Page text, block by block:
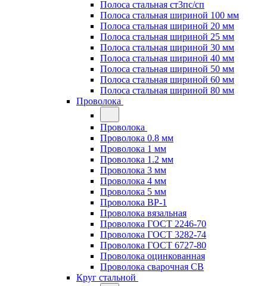
Полоса стальная ст3пс/сп
Полоса стальная шириной 100 мм
Полоса стальная шириной 20 мм
Полоса стальная шириной 25 мм
Полоса стальная шириной 30 мм
Полоса стальная шириной 40 мм
Полоса стальная шириной 50 мм
Полоса стальная шириной 60 мм
Полоса стальная шириной 80 мм
Проволока
Проволока
Проволока 0.8 мм
Проволока 1 мм
Проволока 1.2 мм
Проволока 3 мм
Проволока 4 мм
Проволока 5 мм
Проволока ВР-1
Проволока вязальная
Проволока ГОСТ 2246-70
Проволока ГОСТ 3282-74
Проволока ГОСТ 6727-80
Проволока оцинкованная
Проволока сварочная СВ
Круг стальной